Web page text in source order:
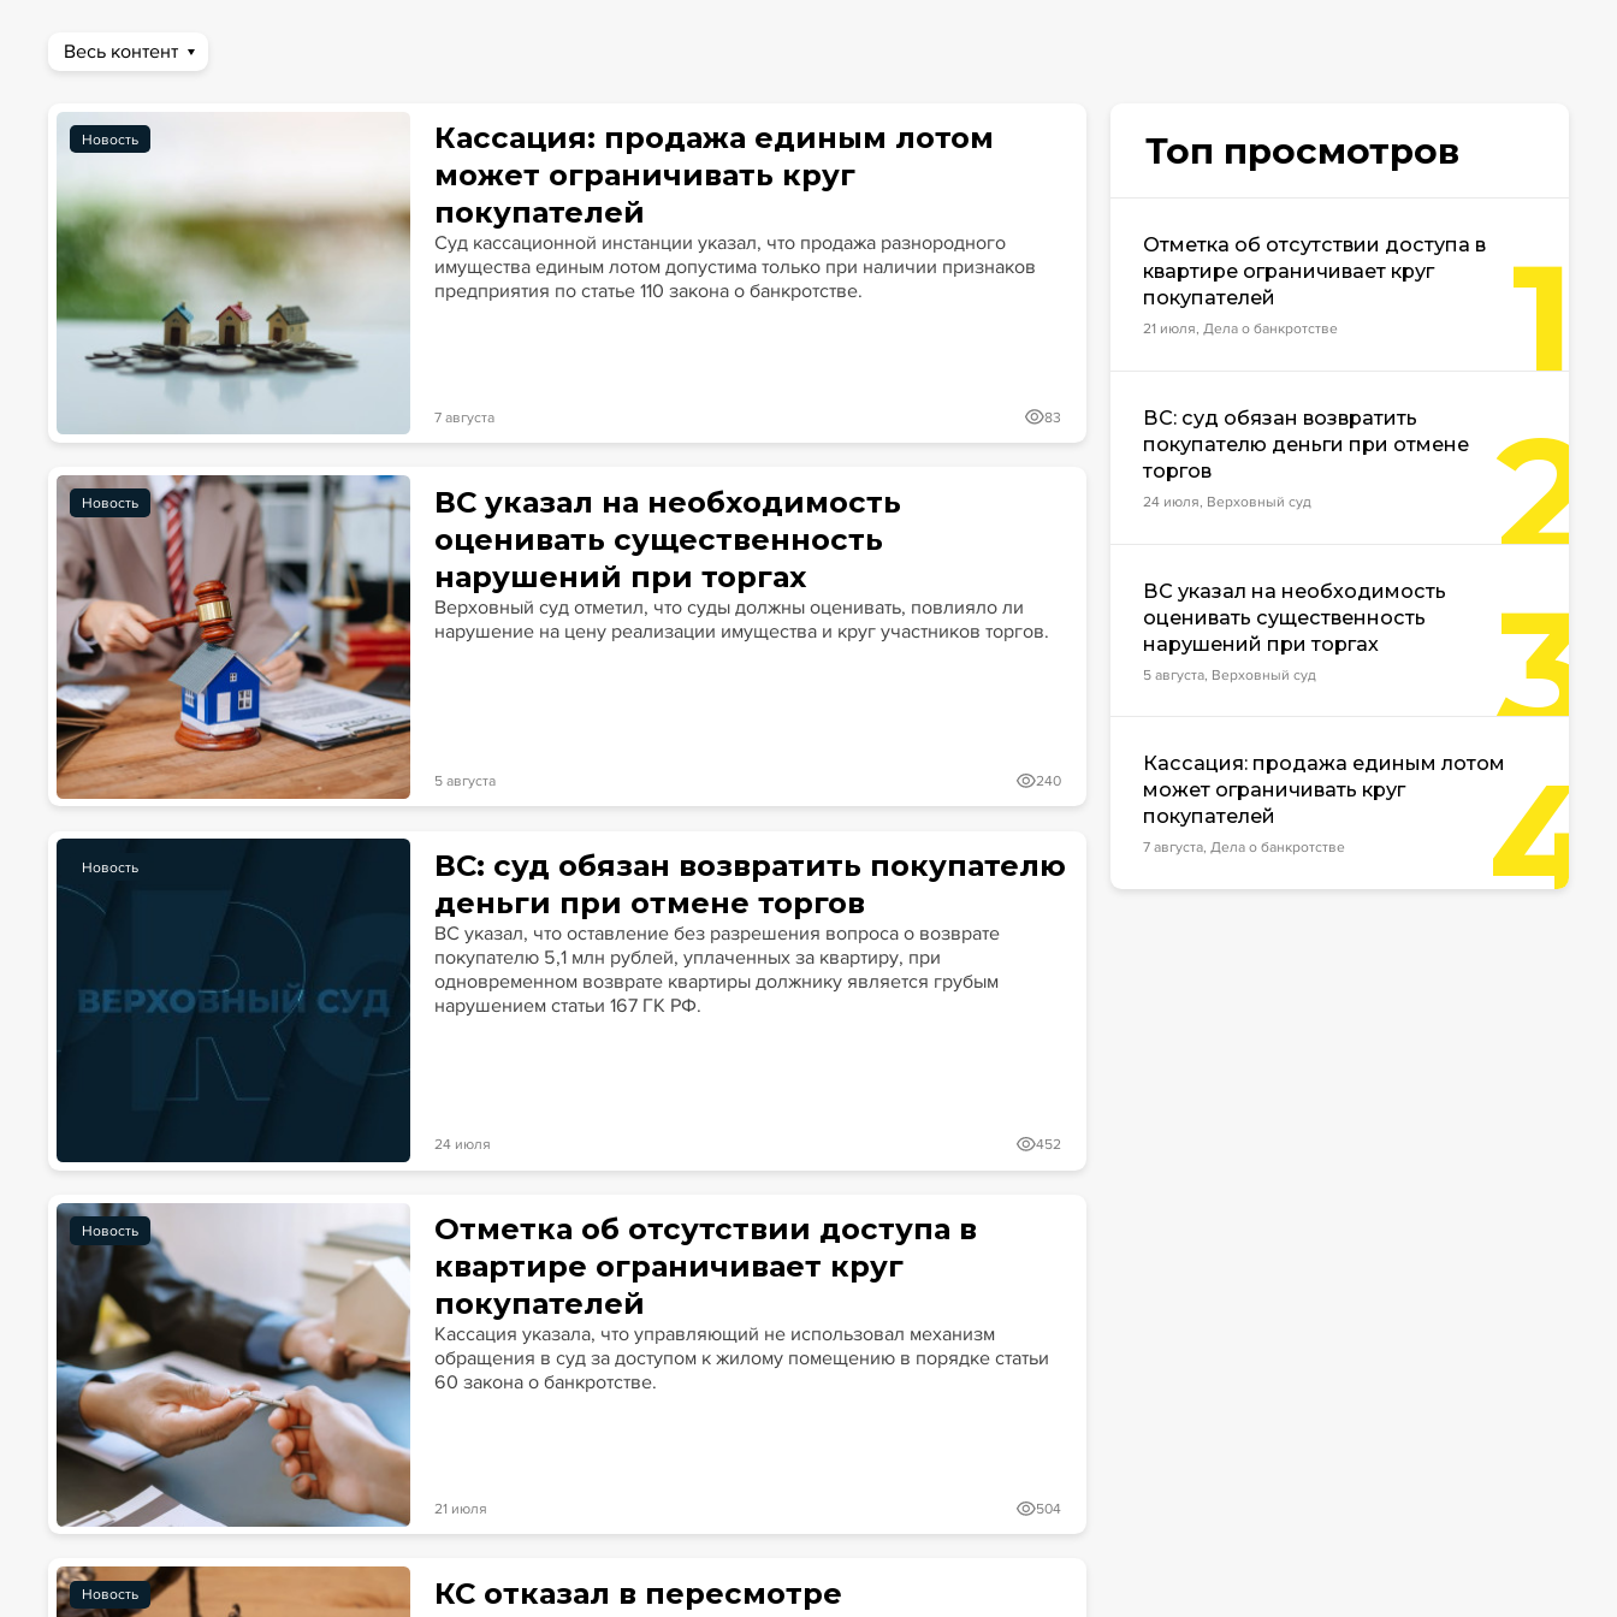
Весь контент
Новости Интервью
Новость
Кассация: продажа единым лотом
может ограничивать круг
покупателей
Суд кассационной инстанции указал, что продажа разнородного
имущества единым лотом допустима только при наличии признаков
предприятия по статье 110 закона о банкротстве.
7 августа 83
Новость
ВС указал на необходимость
оценивать существенность
нарушений при торгах
Верховный суд отметил, что суды должны оценивать, повлияло ли
нарушение на цену реализации имущества и круг участников торгов.
5 августа 240
Новость
ВС: суд обязан возвратить покупателю
деньги при отмене торгов
ВС указал, что оставление без разрешения вопроса о возврате
покупателю 5,1 млн рублей, уплаченных за квартиру, при
одновременном возврате квартиры должнику является грубым
нарушением статьи 167 ГК РФ.
24 июля 452
Новость
Отметка об отсутствии доступа в
квартире ограничивает круг
покупателей
Кассация указала, что управляющий не использовал механизм
обращения в суд за доступом к жилому помещению в порядке статьи
60 закона о банкротстве.
21 июля 504
Новость
КС отказал в пересмотре
Топ просмотров
Отметка об отсутствии доступа в
квартире ограничивает круг
покупателей
21 июля, Дела о банкротстве 1
ВС: суд обязан возвратить
покупателю деньги при отмене
торгов
24 июля, Верховный суд 2
ВС указал на необходимость
оценивать существенность
нарушений при торгах
5 августа, Верховный суд 3
Кассация: продажа единым лотом
может ограничивать круг
покупателей
7 августа, Дела о банкротстве 4